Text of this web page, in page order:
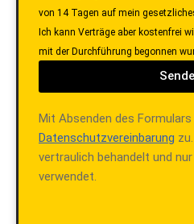
von 14 Tagen auf mein
Ich kann Verträge aber kostenfrei
mit der Durchführung begonnen
Mit Absenden des
Datenschutzvereinbarung
vertraulich behandelt und
verwendet.